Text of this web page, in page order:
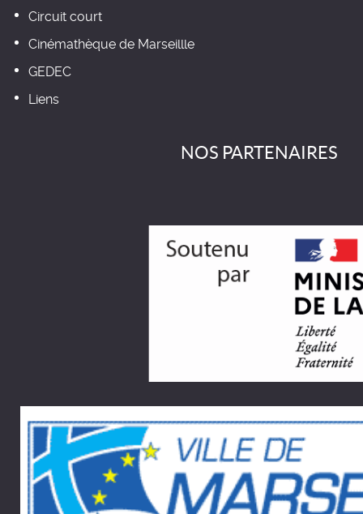
Circuit court
Cinémathèque de Marseillle
GEDEC
Liens
NOS PARTENAIRES